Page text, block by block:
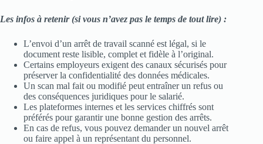
Les infos à retenir (si vous n’avez pas le temps de tout lire) :
L’envoi d’un arrêt de travail scanné est légal, si le
document reste lisible, complet et fidèle à l’original.
Certains employeurs exigent des canaux sécurisés pour
préserver la confidentialité des données médicales.
Un scan mal fait ou modifié peut entraîner un refus ou
des conséquences juridiques pour le salarié.
Les plateformes internes et les services chiffrés sont
préférés pour garantir une bonne gestion des arrêts.
En cas de refus, vous pouvez demander un nouvel arrêt
ou faire appel à un représentant du personnel.